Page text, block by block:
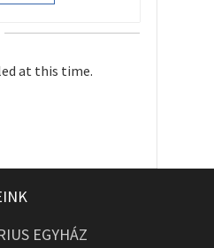
at this time.
EGYHÁZ